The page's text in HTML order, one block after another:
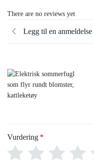
There are no reviews yet
Legg til en anmeldelse
Vurdering *